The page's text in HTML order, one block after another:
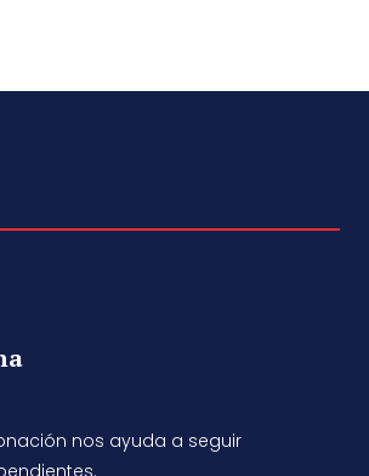
nos ayuda a seguir